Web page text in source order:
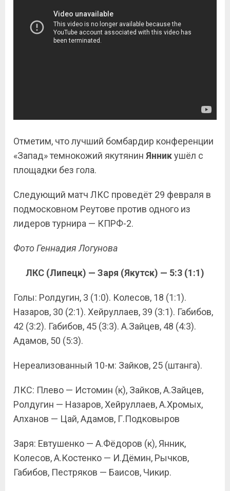
Отметим, что лучший бомбардир конференции
«Запад» темнокожий якутянин Янникушёл с
площадки без гола.
Следующий матч ЛКС проведёт 29 февраля в
подмосковном Реутове против одного из
лидеров турнира — КПРФ-2.
Фото Геннадия Логунова
ЛКС (Липецк) — Заря (Якутск) — 5:3 (1:1)
Голы: Ролдугин, 3 (1:0). Колесов, 18 (1:1).
Назаров, 30 (2:1). Хейруллаев, 39 (3:1). Габибов,
42 (3:2). Габибов, 45 (3:3). А.Зайцев, 48 (4:3).
Адамов, 50 (5:3).
Нереализованный 10-м: Зайков, 25 (штанга).
ЛКС: Плево — Истомин (к), Зайков, А.Зайцев,
Ролдугин — Назаров, Хейруллаев, А.Хромых,
Алханов — Цай, Адамов, Г.Подковыров
Заря: Евтушенко — А.Фёдоров (к), Янник,
Колесов, А.Костенко — И.Дёмин, Рычков,
Габибов, Пестряков — Баисов, Чикир.